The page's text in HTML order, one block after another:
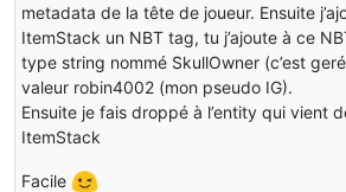
metadata de la tête de joueur. Ensuite
ItemStack un NBT tag, tu j’ajoute à ce
type string nommé SkullOwner (c’est
valeur robin4002 (mon pseudo IG).
Ensuite je fais droppé à l’entity qui vient
ItemStack
Facile